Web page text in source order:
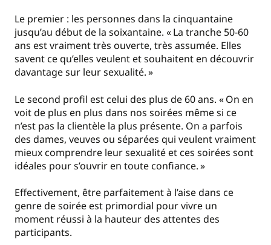
Le premier : les personnes dans la cinquantaine
jusqu’au début de la soixantaine. «La tranche 50-60
ans est vraiment très ouverte, très assumée. Elles
savent ce qu’elles veulent et souhaitent en découvrir
davantage sur leur sexualité.»
Le second profil est celui des plus de 60 ans. «On en
voit de plus en plus dans nos soirées même si ce
n’est pas la clientèle la plus présente. On a parfois
des dames, veuves ou séparées qui veulent vraiment
mieux comprendre leur sexualité et ces soirées sont
idéales pour s’ouvrir en toute confiance.»
Effectivement, être parfaitement à l’aise dans ce
genre de soirée est primordial pour vivre un
moment réussi à la hauteur des attentes des
participants.